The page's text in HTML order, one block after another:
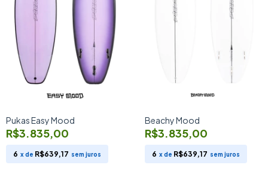
Pukas Easy Mood
R$3.835,00
6 x de R$639,17 sem juros
Beachy Mood
R$3.835,00
6 x de R$639,17 sem juros